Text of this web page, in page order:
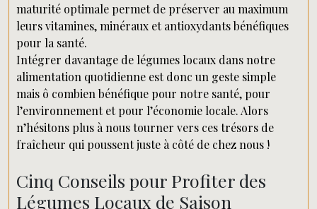
maturité optimale permet de préserver au maximum
leurs vitamines, minéraux et antioxydants bénéfiques
pour la santé.
Intégrer davantage de légumes locaux dans notre
alimentation quotidienne est donc un geste simple
mais ô combien bénéfique pour notre santé, pour
l’environnement et pour l’économie locale. Alors
n’hésitons plus à nous tourner vers ces trésors de
fraîcheur qui poussent juste à côté de chez nous !
Cinq Conseils pour Profiter des
Légumes Locaux de Saison